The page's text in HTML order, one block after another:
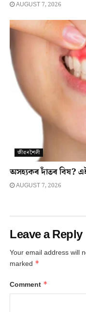
AUGUST 7, 2026
জীৱনশৈলী
অসহ্যকৰ দাঁতৰ বিষ?
AUGUST 7, 2026
Leave a Reply
Your email address will
marked *
Comment *